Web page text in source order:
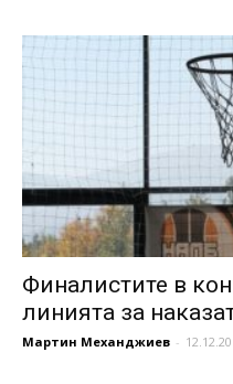
Финалистите в
линията за
Мартин Механджиев -